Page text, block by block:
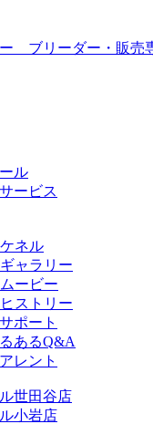
ル
ービス
ネル
ャラリー
ービー
ストリー
ポート
あるQ&A
レント
世田谷店
小岩店